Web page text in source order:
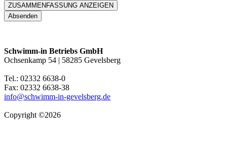
ZUSAMMENFASSUNG ANZEIGEN
Absenden
Schwimm-in Betriebs GmbH
Ochsenkamp 54 | 58285 Gevelsberg
Tel.: 02332 6638-0
Fax: 02332 6638-38
info@schwimm-in-gevelsberg.de
Copyright ©2026